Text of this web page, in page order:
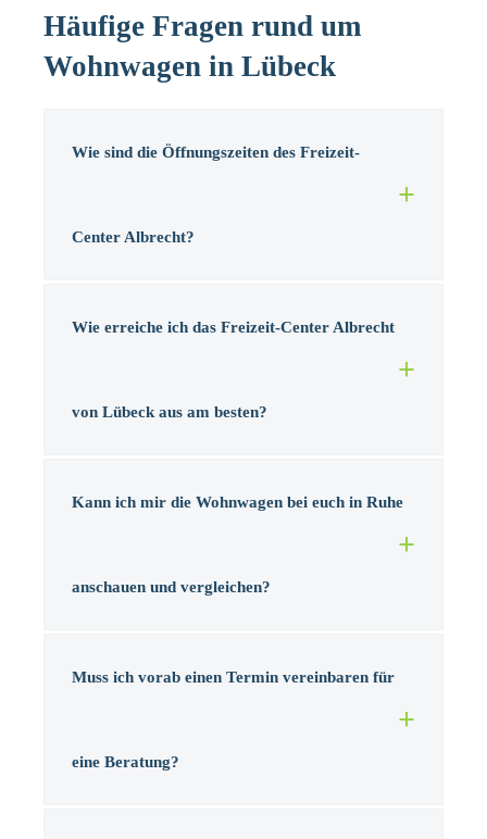
Häufige Fragen rund um
Wohnwagen in Lübeck
Wie sind die Öffnungszeiten des Freizeit-
Center Albrecht?
Wie erreiche ich das Freizeit-Center Albrecht
von Lübeck aus am besten?
Kann ich mir die Wohnwagen bei euch in Ruhe
anschauen und vergleichen?
Muss ich vorab einen Termin vereinbaren für
eine Beratung?